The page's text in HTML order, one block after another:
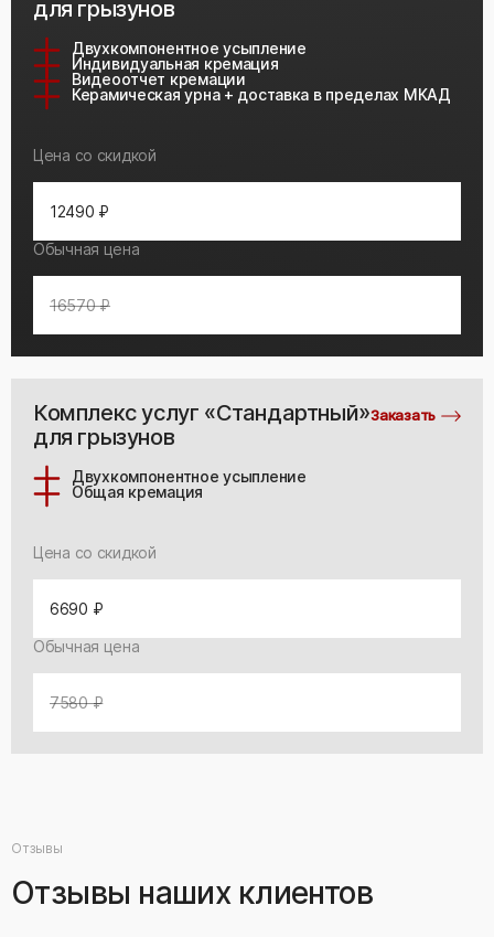
для грызунов
Двухкомпонентное усыпление
Индивидуальная кремация
Видеоотчет кремации
Керамическая урна + доставка в пределах МКАД
Цена со скидкой
12490 ₽
Обычная цена
16570 ₽
Комплекс услуг «Стандартный»
для грызунов
Заказать
Двухкомпонентное усыпление
Общая кремация
Цена со скидкой
6690 ₽
Обычная цена
7580 ₽
Отзывы
Отзывы наших клиентов